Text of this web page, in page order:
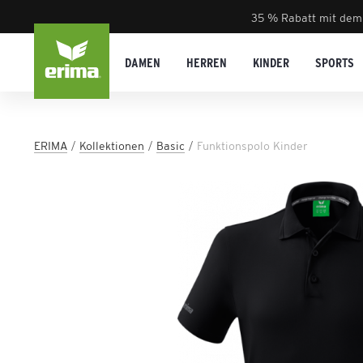
35 % Rabatt mit
DAMEN HERREN KINDER SPORTS
ERIMA Kollektionen Basic Funktionspolo Kinder